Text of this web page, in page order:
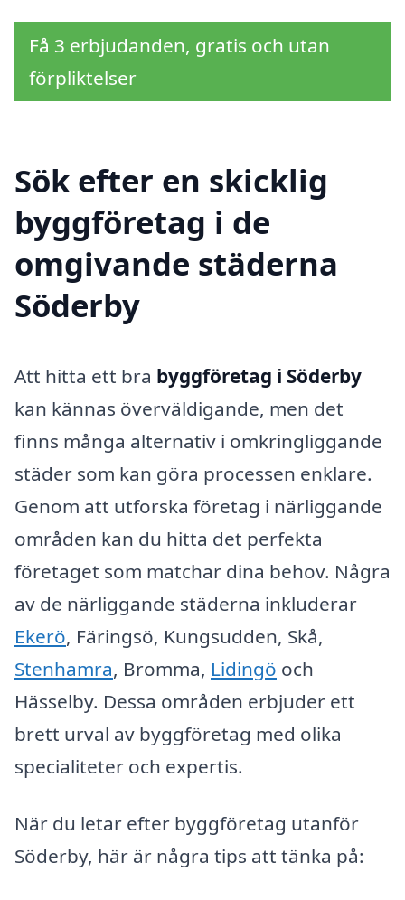
Få 3 erbjudanden, gratis och utan
förpliktelser
Sök efter en skicklig
byggföretag i de
omgivande städerna
Söderby
Att hitta ett bra byggföretag i Söderby
kan kännas överväldigande, men det
finns många alternativ i omkringliggande
städer som kan göra processen enklare.
Genom att utforska företag i närliggande
områden kan du hitta det perfekta
företaget som matchar dina behov. Några
av de närliggande städerna inkluderar
Ekerö, Färingsö, Kungsudden, Skå,
Stenhamra, Bromma, Lidingö och
Hässelby. Dessa områden erbjuder ett
brett urval av byggföretag med olika
specialiteter och expertis.
När du letar efter byggföretag utanför
Söderby, här är några tips att tänka på: